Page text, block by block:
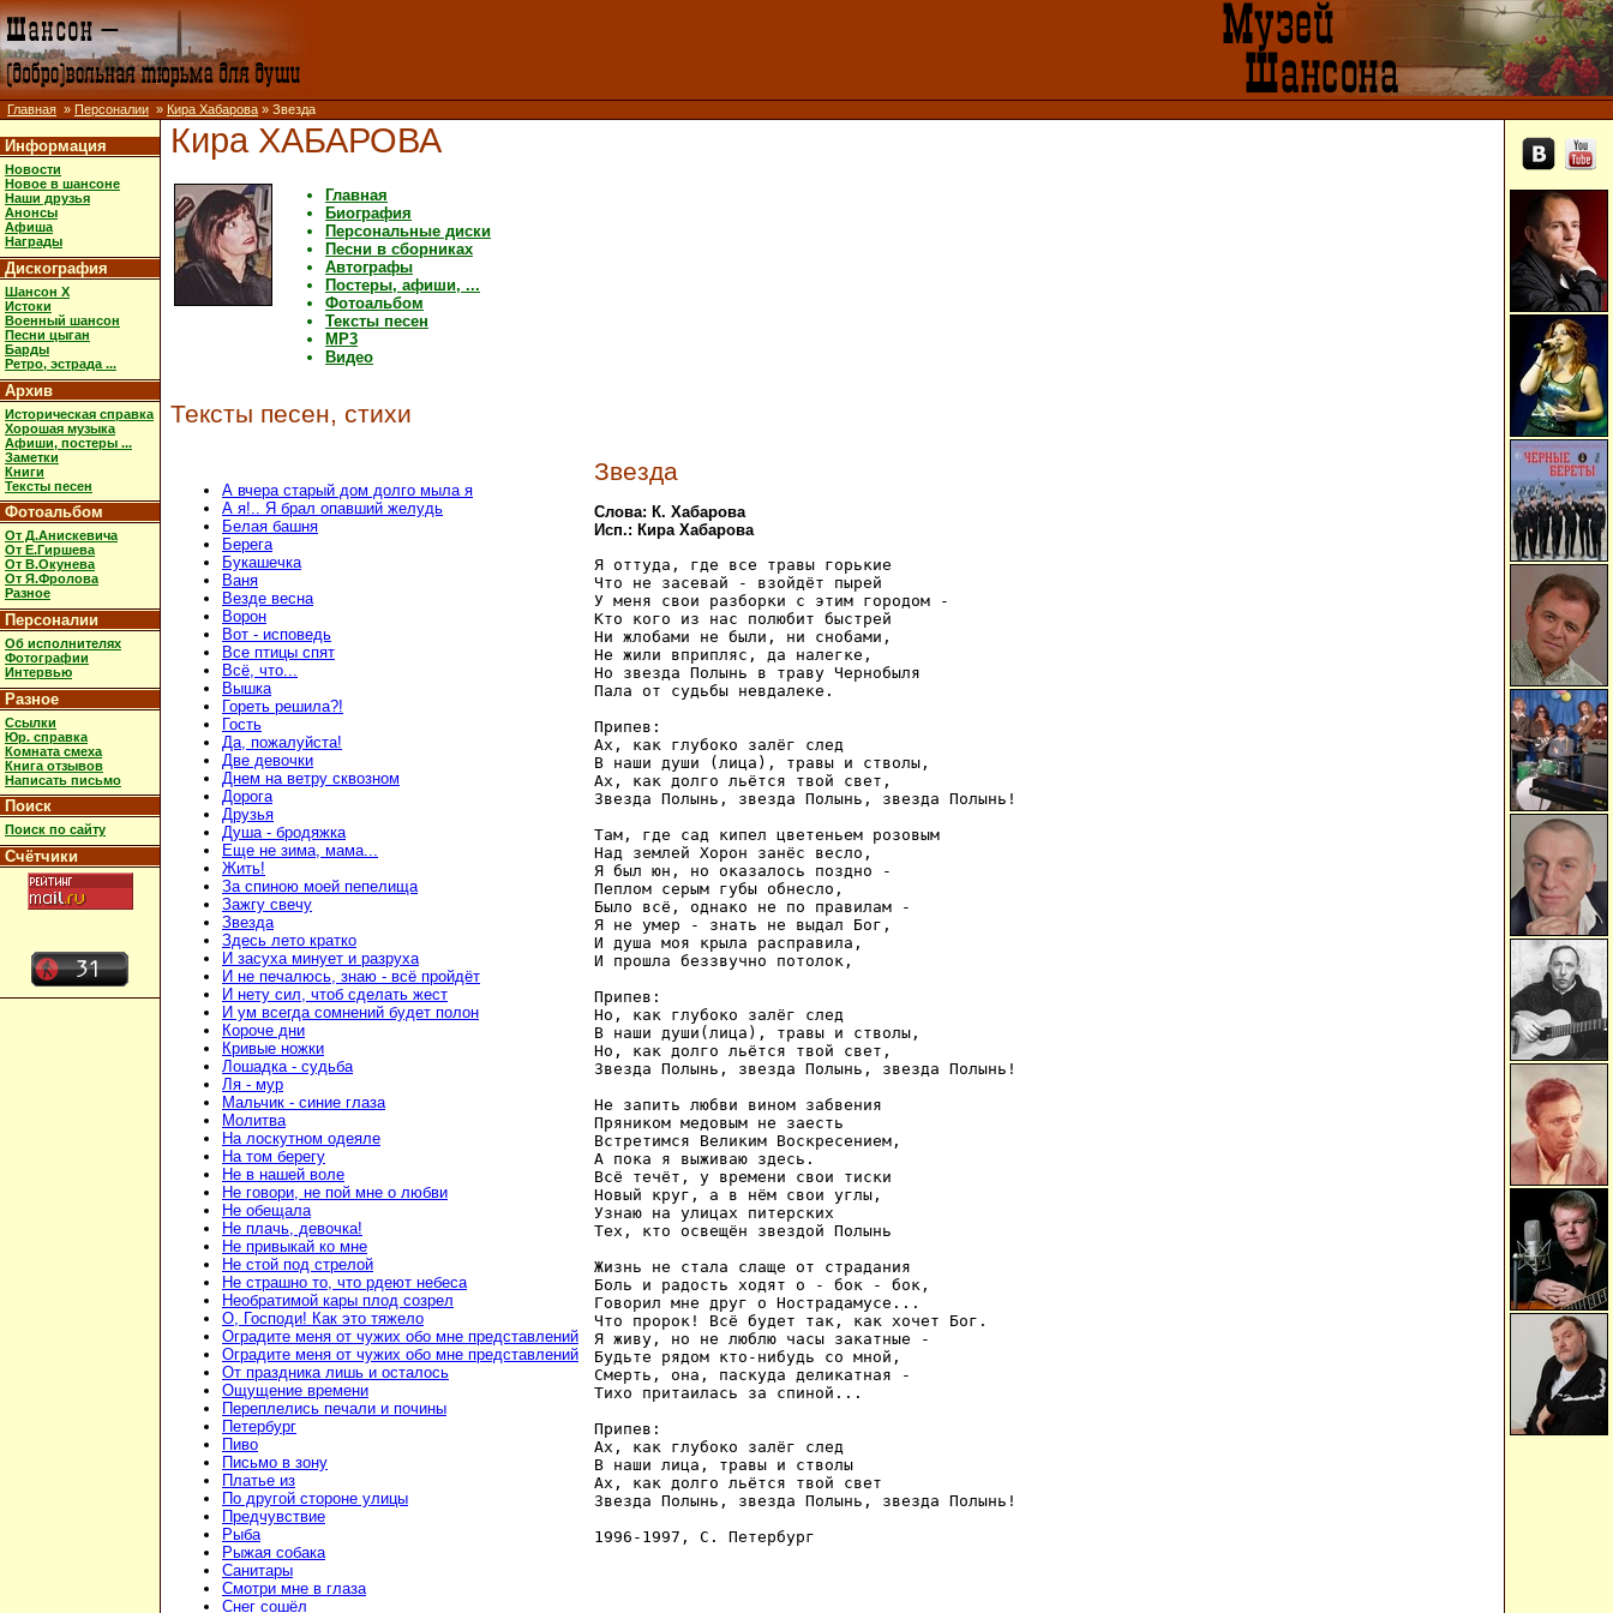
Главная » Персоналии » Кира Хабарова » Звезда
Информация
Новости
Новое в шансоне
Наши друзья
Анонсы
Афиша
Награды
Дискография
Шансон X
Истоки
Военный шансон
Песни цыган
Барды
Ретро, эстрада ...
Архив
Историческая справка
Хорошая музыка
Афиши, постеры ...
Заметки
Книги
Тексты песен
Фотоальбом
От Д.Анискевича
От Е.Гиршева
От В.Окунева
От Я.Фролова
Разное
Персоналии
Об исполнителях
Фотографии
Интервью
Разное
Ссылки
Юр. справка
Комната смеха
Книга отзывов
Написать письмо
Поиск
Поиск по сайту
Счётчики
Кира ХАБАРОВА
Главная
Биография
Персональные диски
Песни в сборниках
Автографы
Постеры, афиши, ...
Фотоальбом
Тексты песен
MP3
Видео
Тексты песен, стихи
А вчера старый дом долго мыла я
А я!.. Я брал опавший желудь
Белая башня
Берега
Букашечка
Ваня
Везде весна
Ворон
Вот - исповедь
Все птицы спят
Всё, что...
Вышка
Гореть решила?!
Гость
Да, пожалуйста!
Две девочки
Днем на ветру сквозном
Дорога
Друзья
Душа - бродяжка
Еще не зима, мама...
Жить!
За спиною моей пепелища
Зажгу свечу
Звезда
Здесь лето кратко
И засуха минует и разруха
И не печалюсь, знаю - всё пройдёт
И нету сил, чтоб сделать жест
И ум всегда сомнений будет полон
Короче дни
Кривые ножки
Лошадка - судьба
Ля - мур
Мальчик - синие глаза
Молитва
На лоскутном одеяле
На том берегу
Не в нашей воле
Не говори, не пой мне о любви
Не обещала
Не плачь, девочка!
Не привыкай ко мне
Не стой под стрелой
Не страшно то, что рдеют небеса
Необратимой кары плод созрел
О, Господи! Как это тяжело
Оградите меня от чужих обо мне представлений
Оградите меня от чужих обо мне представлений
От праздника лишь и осталось
Ощущение времени
Переплелись печали и почины
Петербург
Пиво
Письмо в зону
Платье из
По другой стороне улицы
Предчувствие
Рыба
Рыжая собака
Санитары
Смотри мне в глаза
Снег сошёл
Звезда
Слова: К. Хабарова
Исп.: Кира Хабарова
Я оттуда, где все травы горькие
Что не засевай - взойдёт пырей
У меня свои разборки с этим городом -
Кто кого из нас полюбит быстрей
Ни жлобами не были, ни снобами,
Не жили вприпляс, да налегке,
Но звезда Полынь в траву Чернобыля
Пала от судьбы невдалеке.
Припев:
Ах, как глубоко залёг след
В наши души (лица), травы и стволы,
Ах, как долго льётся твой свет,
Звезда Полынь, звезда Полынь, звезда Полынь!
Там, где сад кипел цветеньем розовым
Над землей Хорон занёс весло,
Я был юн, но оказалось поздно -
Пеплом серым губы обнесло,
Было всё, однако не по правилам -
Я не умер - знать не выдал Бог,
И душа моя крыла расправила,
И прошла беззвучно потолок,
Припев:
Но, как глубоко залёг след
В наши души(лица), травы и стволы,
Но, как долго льётся твой свет,
Звезда Полынь, звезда Полынь, звезда Полынь!
Не запить любви вином забвения
Пряником медовым не заесть
Встретимся Великим Воскресением,
А пока я выживаю здесь.
Всё течёт, у времени свои тиски
Новый круг, а в нём свои углы,
Узнаю на улицах питерских
Тех, кто освещён звездой Полынь
Жизнь не стала слаще от страдания
Боль и радость ходят о - бок - бок,
Говорил мне друг о Нострадамусе...
Что пророк! Всё будет так, как хочет Бог.
Я живу, но не люблю часы закатные -
Будьте рядом кто-нибудь со мной,
Смерть, она, паскуда деликатная -
Тихо притаилась за спиной...
Припев:
Ах, как глубоко залёг след
В наши лица, травы и стволы
Ах, как долго льётся твой свет
Звезда Полынь, звезда Полынь, звезда Полынь!